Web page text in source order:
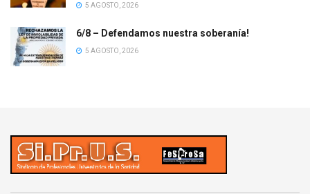
5 AGOSTO, 2026
6/8 – Defendamos nuestra soberanía!
5 AGOSTO, 2026